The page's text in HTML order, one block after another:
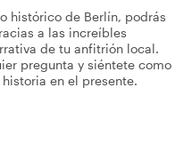
histórico de Berlín, podrás
a las increíbles
de tu anfitrión local.
pregunta y siéntete como
en el presente.